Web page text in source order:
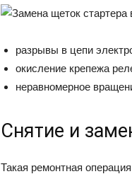
разрывы в цепи
окисление крепежа
неравномерное
Снятие и
Такая ремонтная